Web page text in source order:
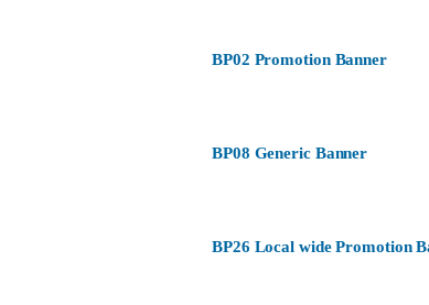
BP02 Promotion Banner
BP08 Generic Banner
BP26 Local wide Promotion